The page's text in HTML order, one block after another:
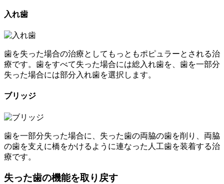
入れ歯
歯を失った場合の治療としてもっともポピュラーとされる治
療です。歯をすべて失った場合には総入れ歯を、歯を一部分
失った場合には部分入れ歯を選択します。
ブリッジ
歯を一部分失った場合に、失った歯の両脇の歯を削り、両脇
の歯を支えに橋をかけるように連なった人工歯を装着する治
療です。
失った歯の機能を取り戻す